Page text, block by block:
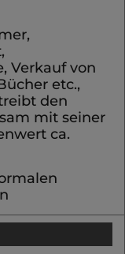
Verkauf von
etc.,
den
mit seiner
ca.